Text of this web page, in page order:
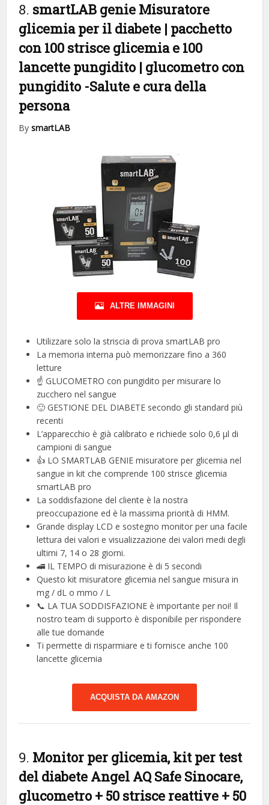
8. smartLAB genie Misuratore
glicemia per il diabete | pacchetto
con 100 strisce glicemia e 100
lancette pungidito | glucometro con
pungidito -Salute e cura della
persona
BysmartLAB
ALTRE IMMAGINI
Utilizzare solo la striscia di prova smartLAB pro
La memoria interna può memorizzare fino a 360
letture
☝️ GLUCOMETRO con pungidito per misurare lo
zucchero nel sangue
🙂 GESTIONE DEL DIABETE secondo gli standard più
recenti
L’apparecchio è già calibrato e richiede solo 0,6 μl di
campioni di sangue
👍 LO SMARTLAB GENIE misuratore per glicemia nel
sangue in kit che comprende 100 strisce glicemia
smartLAB pro
La soddisfazione del cliente è la nostra
preoccupazione ed è la massima priorità di HMM.
Grande display LCD e sostegno monitor per una facile
lettura dei valori e visualizzazione dei valori medi degli
ultimi 7, 14 o 28 giorni.
🚄 IL TEMPO di misurazione è di 5 secondi
Questo kit misuratore glicemia nel sangue misura in
mg / dL o mmo / L
📞 LA TUA SODDISFAZIONE è importante per noi! Il
nostro team di supporto è disponibile per rispondere
alle tue domande
Ti permette di risparmiare e ti fornisce anche 100
lancette glicemia
ACQUISTA DA AMAZON
9. Monitor per glicemia, kit per test
del diabete Angel AQ Safe Sinocare,
glucometro + 50 strisce reattive + 50